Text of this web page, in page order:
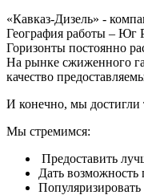
«Кавказ-Дизель» -
География работы –
Горизонты постоянно
На рынке сжиженного
качество
И конечно, мы достигли
Мы стремимся:
Предоставить
Дать возможность
Популяризировать